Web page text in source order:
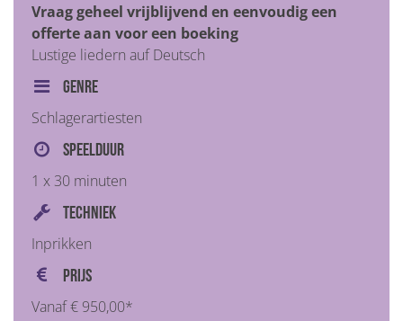
Vraag geheel vrijblijvend en eenvoudig een
offerte aan voor een boeking
Lustige liedern auf Deutsch
Genre
Schlagerartiesten
Speelduur
1 x 30 minuten
Techniek
Inprikken
Prijs
Vanaf € 950,00*